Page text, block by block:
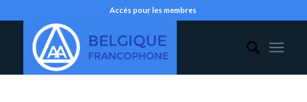
Accès pour les membres